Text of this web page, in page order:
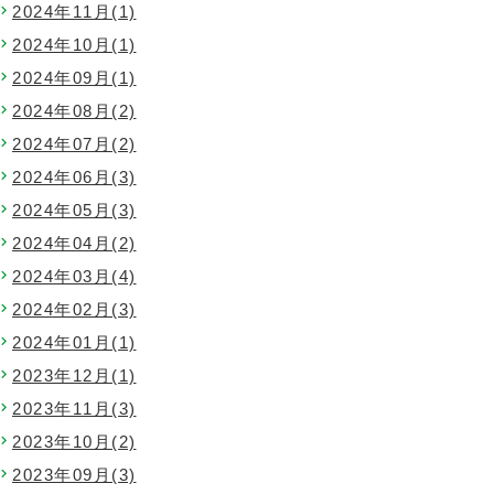
2024年11月(1)
2024年10月(1)
2024年09月(1)
2024年08月(2)
2024年07月(2)
2024年06月(3)
2024年05月(3)
2024年04月(2)
2024年03月(4)
2024年02月(3)
2024年01月(1)
2023年12月(1)
2023年11月(3)
2023年10月(2)
2023年09月(3)